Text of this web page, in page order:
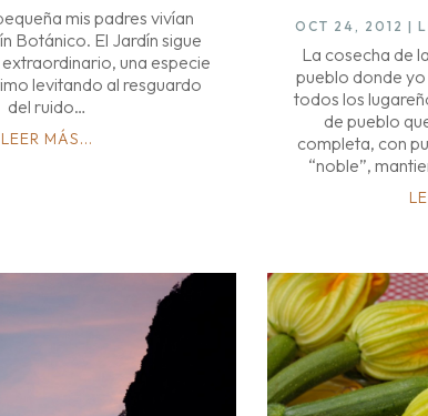
mis padres vivían
Botánico. El Jardín sigue
una especie
levitando al resguardo
del ruido…
LEER MÁS...
OCT 24, 2012 |
La cosecha de
pueblo donde
todos los
de pueblo
completa, con
“noble”,